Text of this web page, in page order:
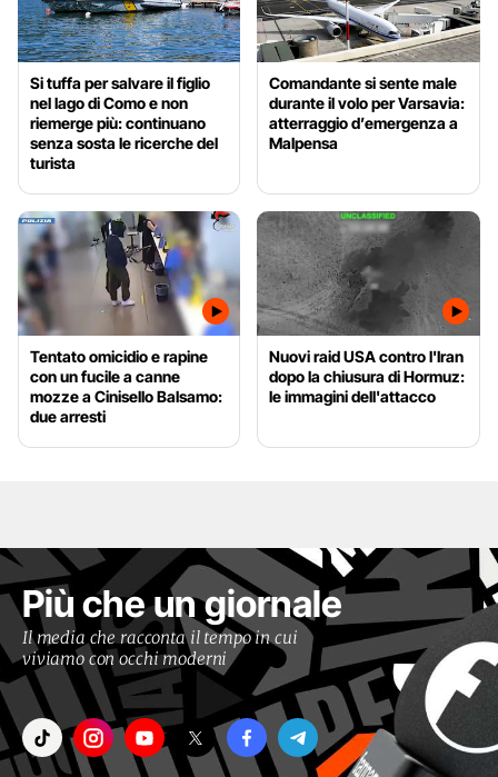
Si tuffa per salvare il figlio
nel lago di Como e non
riemerge più: continuano
senza sosta le ricerche del
turista
Comandante si sente male
durante il volo per Varsavia:
atterraggio d’emergenza a
Malpensa
Tentato omicidio e rapine
con un fucile a canne
mozze a Cinisello Balsamo:
due arresti
Nuovi raid USA contro l'Iran
dopo la chiusura di Hormuz:
le immagini dell'attacco
Più che un giornale
Il media che racconta il tempo in cui
viviamo con occhi moderni